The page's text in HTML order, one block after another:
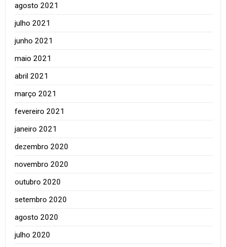
agosto 2021
julho 2021
junho 2021
maio 2021
abril 2021
março 2021
fevereiro 2021
janeiro 2021
dezembro 2020
novembro 2020
outubro 2020
setembro 2020
agosto 2020
julho 2020